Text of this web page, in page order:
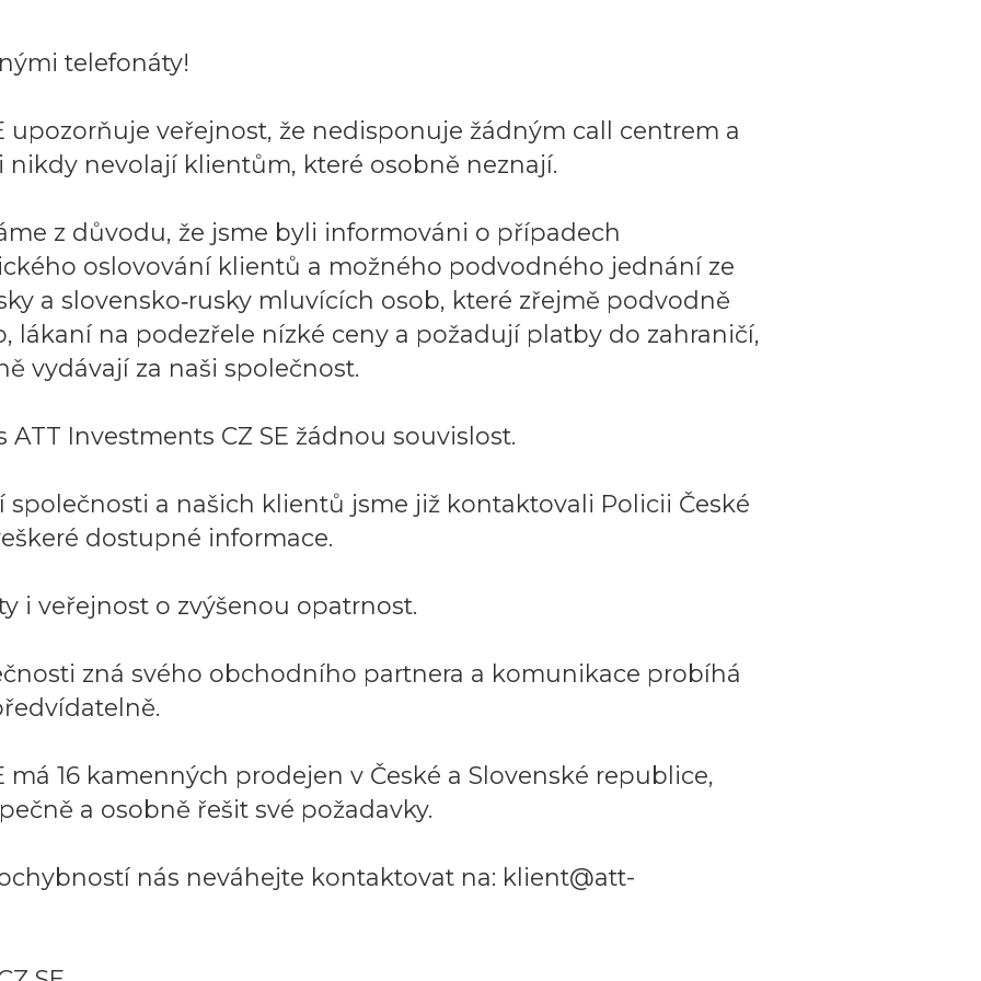
telefonáty!
upozorňuje veřejnost, že nedisponuje žádným call centrem a
nevolají klientům, které osobně neznají.
z důvodu, že jsme byli informováni o případech
oslovování klientů a možného podvodného jednání ze
a slovensko‑rusky mluvících osob, které zřejmě podvodně
lákaní na podezřele nízké ceny a požadují platby do zahraničí,
vydávají za naši společnost.
Investments CZ SE žádnou souvislost.
a našich klientů jsme již kontaktovali Policii České
dostupné informace.
i veřejnost o zvýšenou opatrnost.
zná svého obchodního partnera a komunikace probíhá
má 16 kamenných prodejen v České a Slovenské republice,
a osobně řešit své požadavky.
nás neváhejte kontaktovat na: klient@att-